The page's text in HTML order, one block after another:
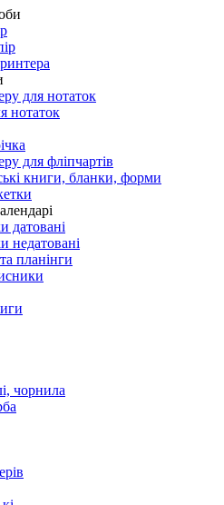
для нотаток
нотаток
для фліпчартів
книги, бланки, форми
датовані
недатовані
планінги
чорнила